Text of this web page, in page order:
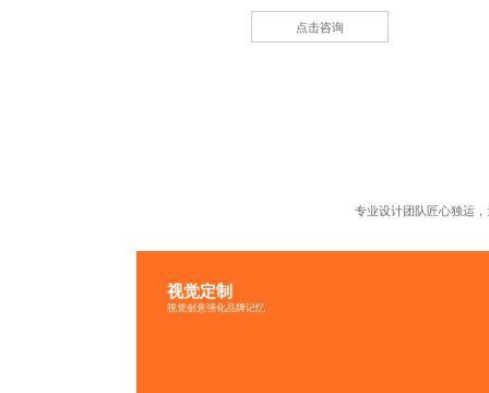
点击咨询
专业设计团队匠心独运
视觉定制
视觉创意强化品牌记忆